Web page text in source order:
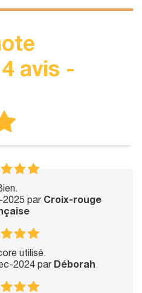
avis -
2025 par Croix-rouge
utilisé.
2024 par Déborah